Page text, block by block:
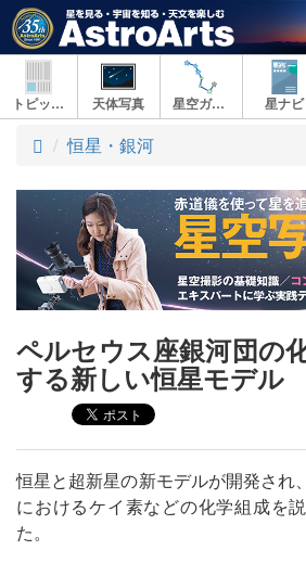
トピックス 天体写真 星空ガイド 星ナビ
ト
プ
恒星・銀河
ペルセウス座銀河団の
する新しい恒星モデル
恒星と超新星の新モデルが開発され
におけるケイ素などの化学組成を
た。